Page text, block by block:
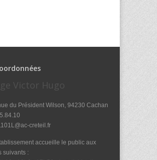
Victor Hugo
du Président Wilson, 94230 Cachan
creteil.fr
accueille le public aux
suivants :